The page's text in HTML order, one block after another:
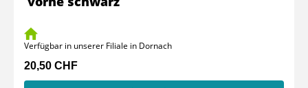
Verfügbar in unserer Filiale in Dornach
20,50 CHF